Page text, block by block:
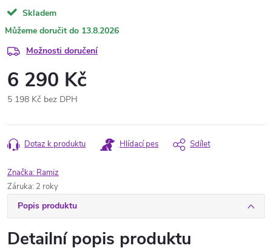
Skladem
13.8.2026
Možnosti doručení
6 290 Kč
5 198 Kč bez DPH
cena:
Dotaz k produktu Hlídací pes Sdílet
Značka: Ramiz
Záruka: 2 roky
Popis produktu
Detailní popis produktu